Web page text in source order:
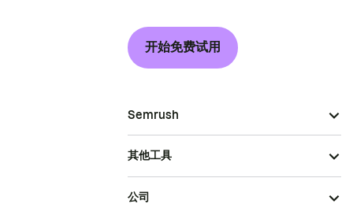
开始免费试用
Semrush
其他工具
公司